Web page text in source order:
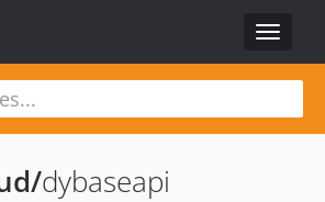
Toggle
/dybaseapi